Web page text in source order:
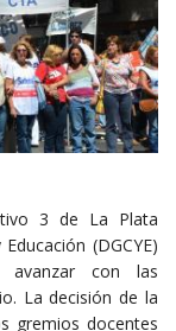
3 de La Plata
(DGCYE)
con las
La decisión de la
gremios docentes